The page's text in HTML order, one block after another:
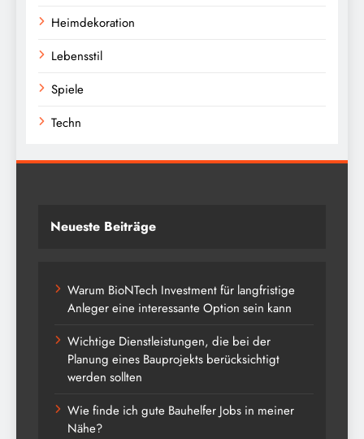
Heimdekoration
Lebensstil
Spiele
Techn
Neueste Beiträge
Warum BioNTech Investment für langfristige
Anleger eine interessante Option sein kann
Wichtige Dienstleistungen, die bei der
Planung eines Bauprojekts berücksichtigt
werden sollten
Wie finde ich gute Bauhelfer Jobs in meiner
Nähe?